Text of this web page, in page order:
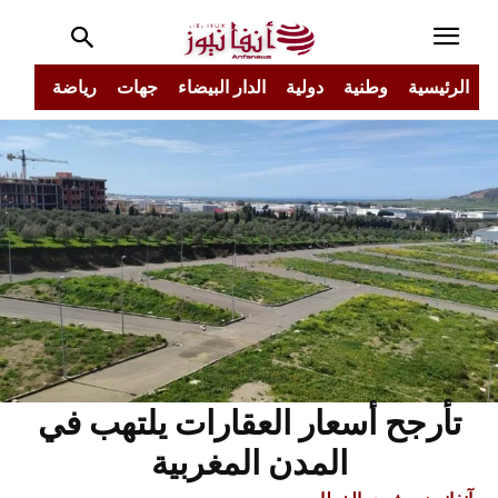
الرئيسية وطنية دولية الدار البيضاء جهات رياضة
تأرجح أسعار العقارات يلتهب في
المدن المغربية